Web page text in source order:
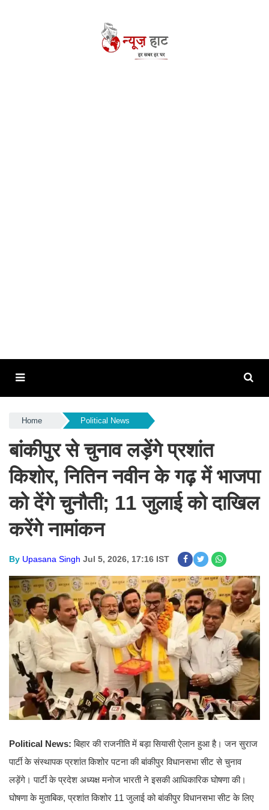
Home Political News
बांकीपुर से चुनाव लड़ेंगे प्रशांत
किशोर, नितिन नवीन के गढ़ में भाजपा
को देंगे चुनौती; 11 जुलाई को दाखिल
करेंगे नामांकन
By Upasana Singh Jul 5, 2026, 17:16 IST
Political News:बिहार की राजनीति में बड़ा सियासी ऐलान हुआ है। जन सुराज
पार्टी के संस्थापक प्रशांत किशोर पटना की बांकीपुर विधानसभा सीट से चुनाव
लड़ेंगे। पार्टी के प्रदेश अध्यक्ष मनोज भारती ने इसकी आधिकारिक घोषणा की।
घोषणा के मुताबिक, प्रशांत किशोर 11 जुलाई को बांकीपुर विधानसभा सीट के लिए